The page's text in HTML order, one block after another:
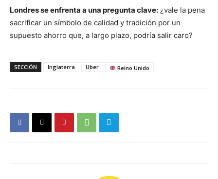
Londres se enfrenta a una pregunta clave: ¿vale la pena
sacrificar un símbolo de calidad y tradición por un
supuesto ahorro que, a largo plazo, podría salir caro?
SECCIÓN Inglaterra Uber Reino Unido